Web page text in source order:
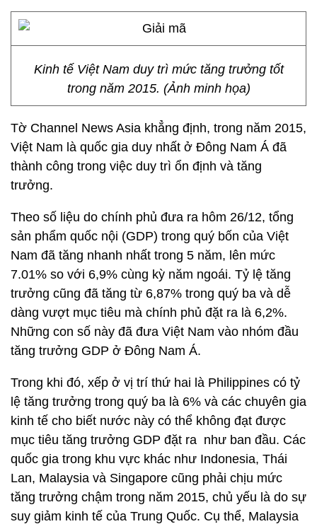
Kinh tế Việt Nam duy trì mức tăng trưởng tốt
trong năm 2015. (Ảnh minh họa)
Tờ Channel News Asia khẳng định, trong năm 2015,
Việt Nam là quốc gia duy nhất ở Đông Nam Á đã
thành công trong việc duy trì ổn định và tăng
trưởng.
Theo số liệu do chính phủ đưa ra hôm 26/12, tổng
sản phẩm quốc nội (GDP) trong quý bốn của Việt
Nam đã tăng nhanh nhất trong 5 năm, lên mức
7.01% so với 6,9% cùng kỳ năm ngoái. Tỷ lệ tăng
trưởng cũng đã tăng từ 6,87% trong quý ba và dễ
dàng vượt mục tiêu mà chính phủ đặt ra là 6,2%.
Những con số này đã đưa Việt Nam vào nhóm đầu
tăng trưởng GDP ở Đông Nam Á.
Trong khi đó, xếp ở vị trí thứ hai là Philippines có tỷ
lệ tăng trưởng trong quý ba là 6% và các chuyên gia
kinh tế cho biết nước này có thể không đạt được
mục tiêu tăng trưởng GDP đặt ra như ban đầu. Các
quốc gia trong khu vực khác như Indonesia, Thái
Lan, Malaysia và Singapore cũng phải chịu mức
tăng trưởng chậm trong năm 2015, chủ yếu là do sự
suy giảm kinh tế của Trung Quốc. Cụ thể, Malaysia